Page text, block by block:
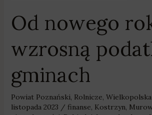
Od nowego
wzrosną
gminach
Powiat Poznański, Rolnicze, Wielkopolska
listopada 2023 / finanse, Kostrzyn,